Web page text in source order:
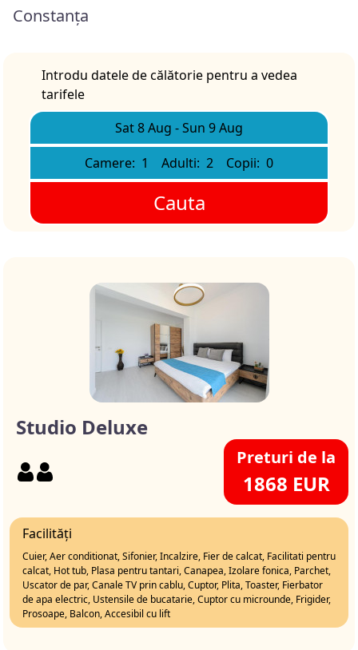
Constanța
Introdu datele de călătorie pentru a vedea
tarifele
Sat 8 Aug -Sun 9 Aug
Camere: 1 Adulti: 2 Copii: 0
Cauta
Studio Deluxe
Preturi de la
1868 EUR
Facilități
Cuier, Aer conditionat, Sifonier, Incalzire, Fier de calcat, Facilitati pentru
calcat, Hot tub, Plasa pentru tantari, Canapea, Izolare fonica, Parchet,
Uscator de par, Canale TV prin cablu, Cuptor, Plita, Toaster, Fierbator
de apa electric, Ustensile de bucatarie, Cuptor cu microunde, Frigider,
Prosoape, Balcon, Accesibil cu lift